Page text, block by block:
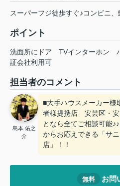
スーパーフジ徒歩すぐ♪コンビニ
ポイント
洗面所にドア TVインターホン
証会社利用可
担当者のコメント
島本 佑之
介
■大手ハウスメーカー
者様提携店 安芸区・安
となら全てご相談可能
からお応えできる「サ
店」！！
無料 お問